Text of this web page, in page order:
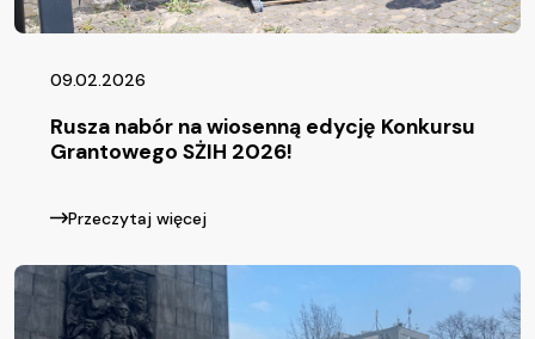
09.02.2026
Rusza nabór na wiosenną edycję Konkursu
Grantowego SŻIH 2026!
Przeczytaj więcej